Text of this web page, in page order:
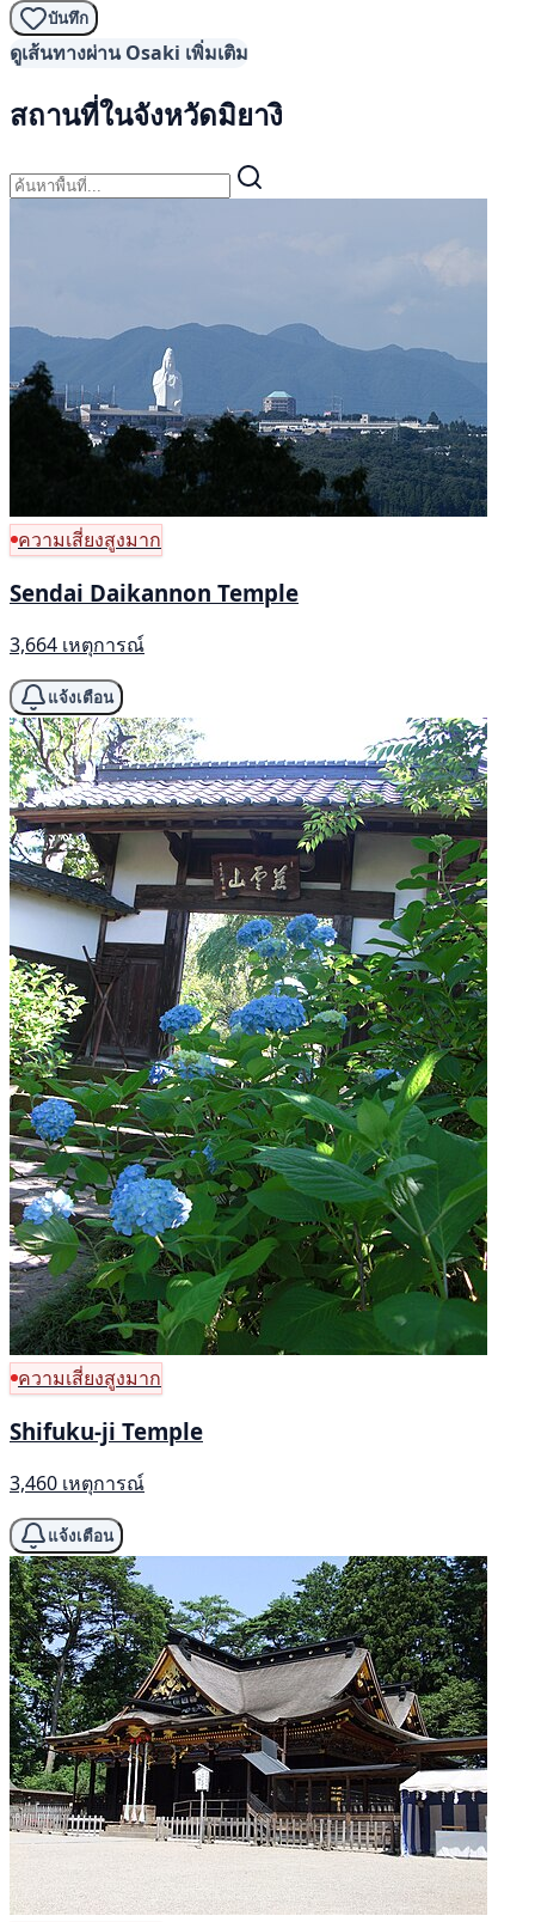
บันทึก
ดูเส้นทางผ่าน Osaki เพิ่มเติม
สถานที่ในจังหวัดมิยางิ
ความเสี่ยงสูงมาก
Sendai Daikannon Temple
3,664 เหตุการณ์
แจ้งเตือน
ความเสี่ยงสูงมาก
Shifuku-ji Temple
3,460 เหตุการณ์
แจ้งเตือน